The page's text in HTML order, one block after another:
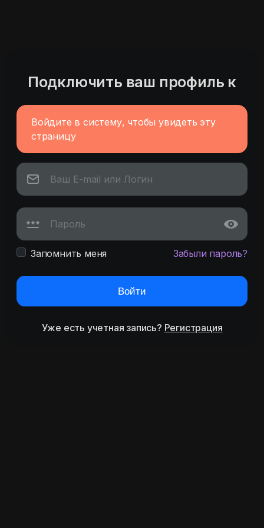
Подключить ваш профиль к
Войдите в систему, чтобы увидеть эту
страницу
Запомнить меня Забыли пароль?
Войти
Уже есть учетная запись? Регистрация